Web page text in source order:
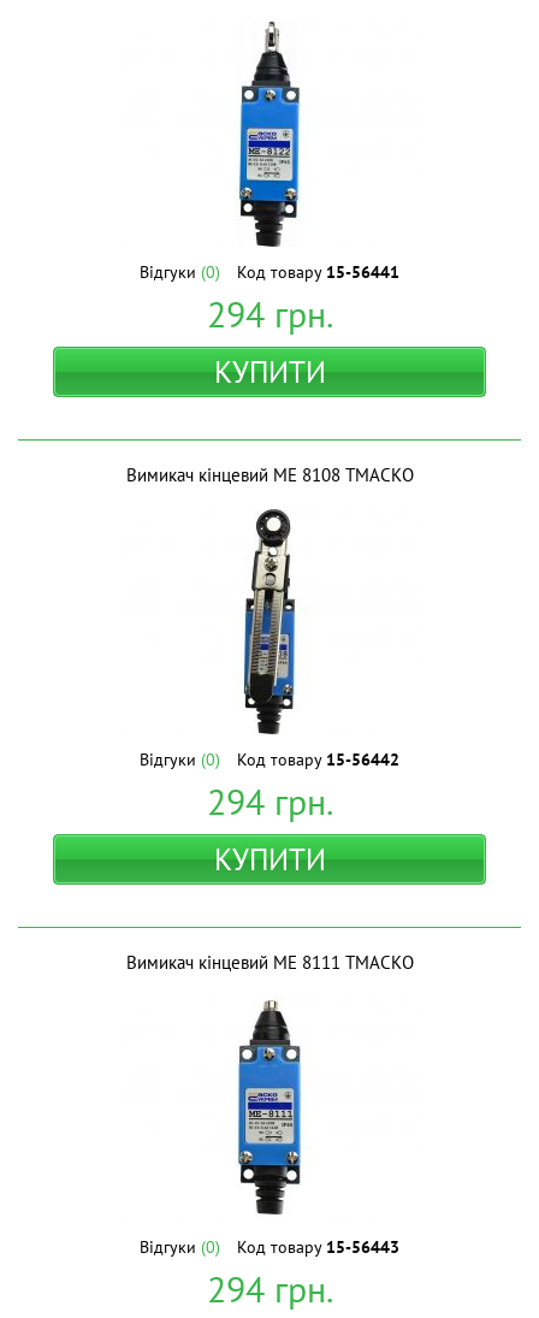
Відгуки (0) Код товару 15-56441
294грн.
КУПИТИ
Вимикач кінцевий МЕ 8108 ТМАСКО
Відгуки (0) Код товару 15-56442
294грн.
КУПИТИ
Вимикач кінцевий МЕ 8111 ТМАСКО
Відгуки (0) Код товару 15-56443
294грн.